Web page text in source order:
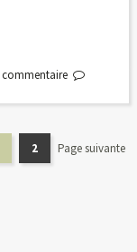
commentaire
2 Page suivante